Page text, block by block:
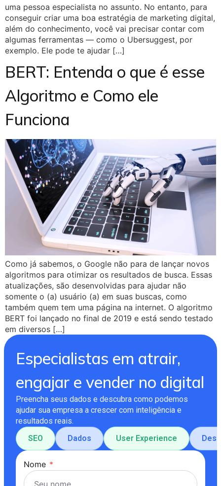
uma pessoa especialista no assunto. No entanto, para
conseguir criar uma boa estratégia de marketing digital,
além do conhecimento, você vai precisar contar com
algumas ferramentas — como o Ubersuggest, por
exemplo. Ele pode te ajudar […]
BERT: Entenda o que é esse
Algoritmo e Como ele
Funciona
Como já sabemos, o Google não para de lançar novos
algoritmos para otimizar os resultados de busca. Essas
atualizações, são desenvolvidas para ajudar não
somente o (a) usuário (a) em suas buscas, como
também quem tem uma página na internet. O algoritmo
BERT foi lançado no final de 2019 e está sendo testado
em diversos […]
Especialistas em atrair,
engajar e vender no digital
Preencha seus dados e descubra como podemos
ajudar sua empresa a crescer com inteligência e
resultados reais.
SEO
Dados User Experience
Nome *